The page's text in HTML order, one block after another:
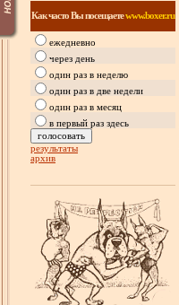
Как часто Вы посещаетеwww.boxer.ru
ежедневно
через день
один раз в неделю
один раз в две недели
один раз в месяц
в первый раз здесь
результаты
архив